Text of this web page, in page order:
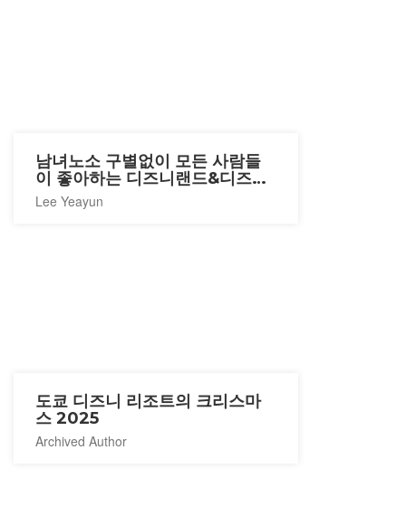
남녀노소 구별없이 모든 사람들
이 좋아하는 디즈니랜드&디즈니
씨
Lee Yeayun
도쿄 디즈니 리조트의 크리스마
스 2025
Archived Author